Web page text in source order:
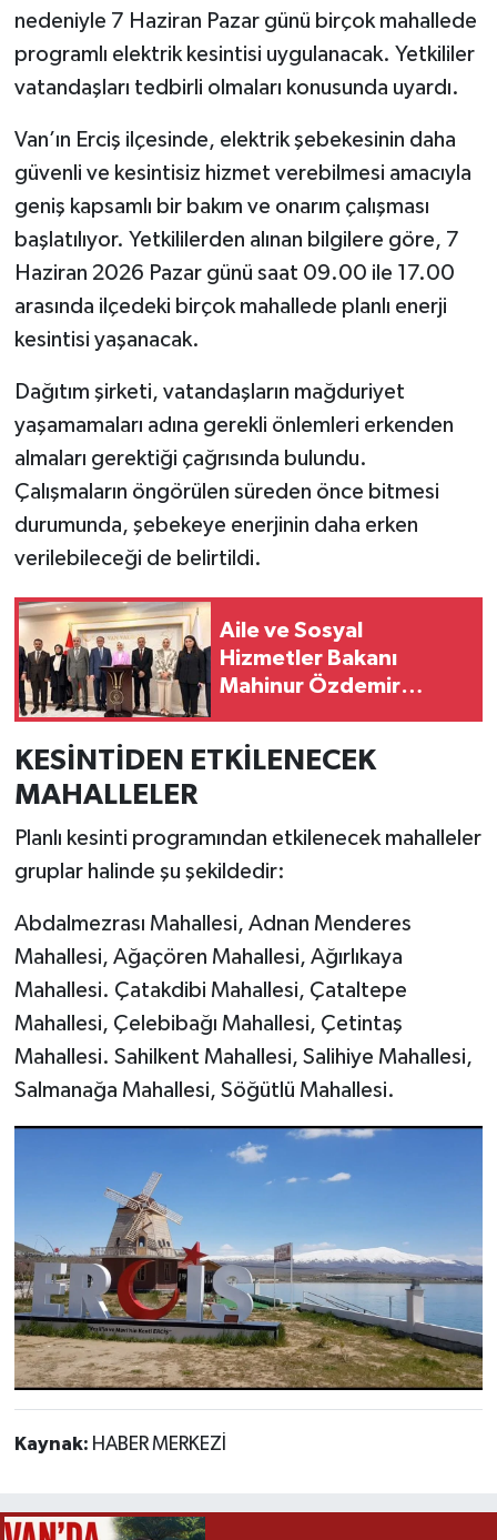
nedeniyle 7 Haziran Pazar günü birçok mahallede
programlı elektrik kesintisi uygulanacak. Yetkililer
vatandaşları tedbirli olmaları konusunda uyardı.
Van’ın Erciş ilçesinde, elektrik şebekesinin daha
güvenli ve kesintisiz hizmet verebilmesi amacıyla
geniş kapsamlı bir bakım ve onarım çalışması
başlatılıyor. Yetkililerden alınan bilgilere göre, 7
Haziran 2026 Pazar günü saat 09.00 ile 17.00
arasında ilçedeki birçok mahallede planlı enerji
kesintisi yaşanacak.
Dağıtım şirketi, vatandaşların mağduriyet
yaşamamaları adına gerekli önlemleri erkenden
almaları gerektiği çağrısında bulundu.
Çalışmaların öngörülen süreden önce bitmesi
durumunda, şebekeye enerjinin daha erken
verilebileceği de belirtildi.
Aile ve Sosyal
Hizmetler Bakanı
Mahinur Özdemir
KESİNTİDEN ETKİLENECEK
MAHALLELER
Planlı kesinti programından etkilenecek mahalleler
gruplar halinde şu şekildedir:
Abdalmezrası Mahallesi, Adnan Menderes
Mahallesi, Ağaçören Mahallesi, Ağırlıkaya
Mahallesi. Çatakdibi Mahallesi, Çataltepe
Mahallesi, Çelebibağı Mahallesi, Çetintaş
Mahallesi. Sahilkent Mahallesi, Salihiye Mahallesi,
Salmanağa Mahallesi, Söğütlü Mahallesi.
Kaynak: HABER MERKEZİ